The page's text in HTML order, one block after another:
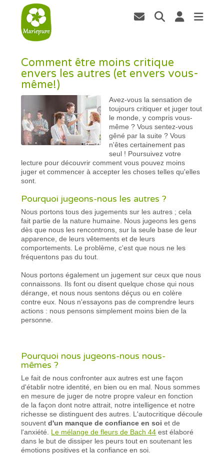
Comment être moins critique
envers les autres (et envers vous-
même!)
Avez-vous la sensation de
toujours critiquer et juger tout
le monde, y compris vous-
même ? Vous sentez-vous
gêné par la suite ? Vous
n'êtes certainement pas
seul ! Poursuivez votre
lecture pour découvrir comment vous pouvez moins
juger et commencer à accepter les choses telles qu'elles
sont.
Pourquoi jugeons-nous les autres ?
Nous portons tous des jugements sur les autres ; cela
fait partie de la nature humaine. Nous jugeons les gens
dès que nous les rencontrons, sur la seule base de leur
apparence, de leurs vêtements et de leurs
comportements. Le problème, c'est que nous ne les
fréquentons pas du tout.
Nous portons également un jugement sur ceux que nous
connaissons. Ils font ou disent quelque chose qui nous
dérange, et nous nous sentons déçus ou en colère
contre eux. Nous n'essayons pas de comprendre leurs
actions : nous pensons simplement moins bien de la
personne.
Pourquoi nous jugeons-nous nous-
mêmes ?
Le fait de nous confronter aux autres est une façon
d'établir notre identité, en bien ou en mal. Nous sommes
en mesure de juger de notre propre valeur en fonction
de la façon dont notre attrait, notre intelligence et notre
richesse se distinguent des autres. L'autocritique découle
souventd'un manque de confiance en soi et de
l'anxiété. Le mélange de fleurs de Bach 44 est élaboré
dans le but de dissiper les peurs tout en soutenant les
émotions positives et la confiance en soi.